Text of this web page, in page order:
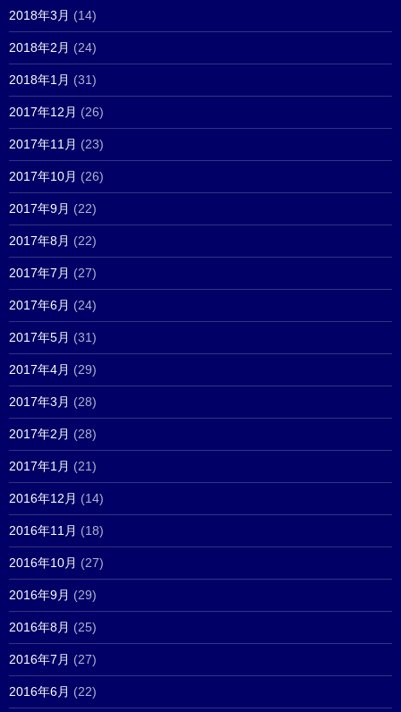
2018年3月 (14)
2018年2月 (24)
2018年1月 (31)
2017年12月 (26)
2017年11月 (23)
2017年10月 (26)
2017年9月 (22)
2017年8月 (22)
2017年7月 (27)
2017年6月 (24)
2017年5月 (31)
2017年4月 (29)
2017年3月 (28)
2017年2月 (28)
2017年1月 (21)
2016年12月 (14)
2016年11月 (18)
2016年10月 (27)
2016年9月 (29)
2016年8月 (25)
2016年7月 (27)
2016年6月 (22)